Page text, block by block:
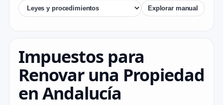
Explorar manual
Impuestos para
Renovar una Propiedad
en Andalucía